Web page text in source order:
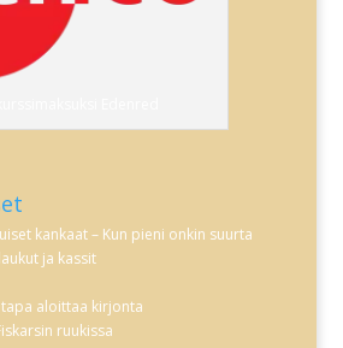
kankaat – Kun pieni onkin suurta
ja kassit
aloittaa kirjonta
ruukissa